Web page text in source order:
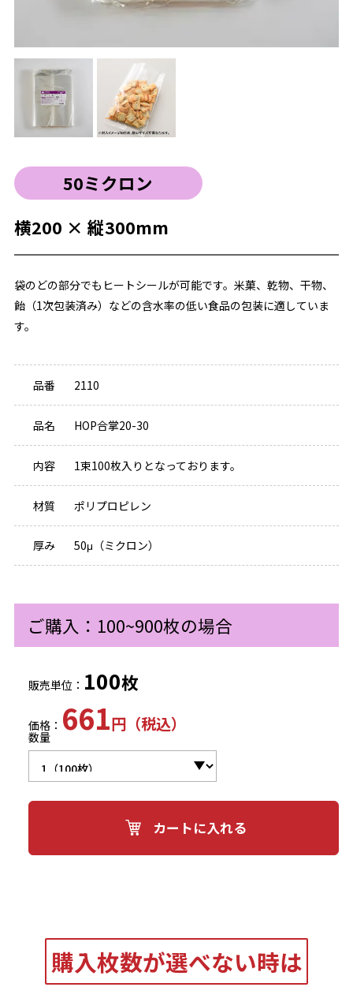
50ミクロン
横200 × 縦300mm
袋のどの部分でもヒートシールが可能です。米菓、乾物、干物、
飴（1次包装済み）などの含水率の低い食品の包装に適していま
す。
品番 2110
品名 HOP合掌20-30
内容 1束100枚入りとなっております。
材質 ポリプロピレン
厚み 50μ（ミクロン）
ご購入：100~900枚の場合
販売単位： 100枚
価格： 661円（税込）
数量
カートに入れる
購入枚数が選べない時は